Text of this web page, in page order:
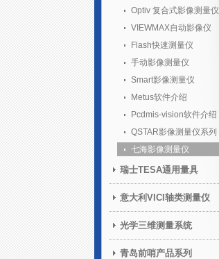
Optiv 复合式影像测量仪
VIEWMAX自动影像仪
Flash快速测量仪
手动影像测量仪
Smart影像测量仪
Metus软件介绍
Pcdmis-vision软件介绍
QSTAR影像测量仪系列
七海影像测量仪
瑞士TESA通用量具
意大利VICI轴类测量仪
光学三维测量系统
青岛前哨产品系列